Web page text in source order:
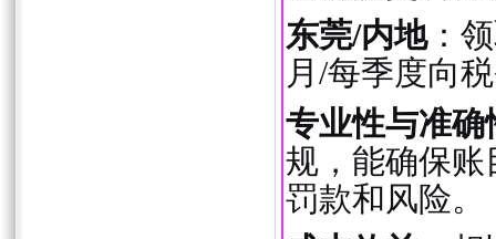
东莞/内地：
月/每季度向
专业性与准确
规，能确保
罚款和风险。